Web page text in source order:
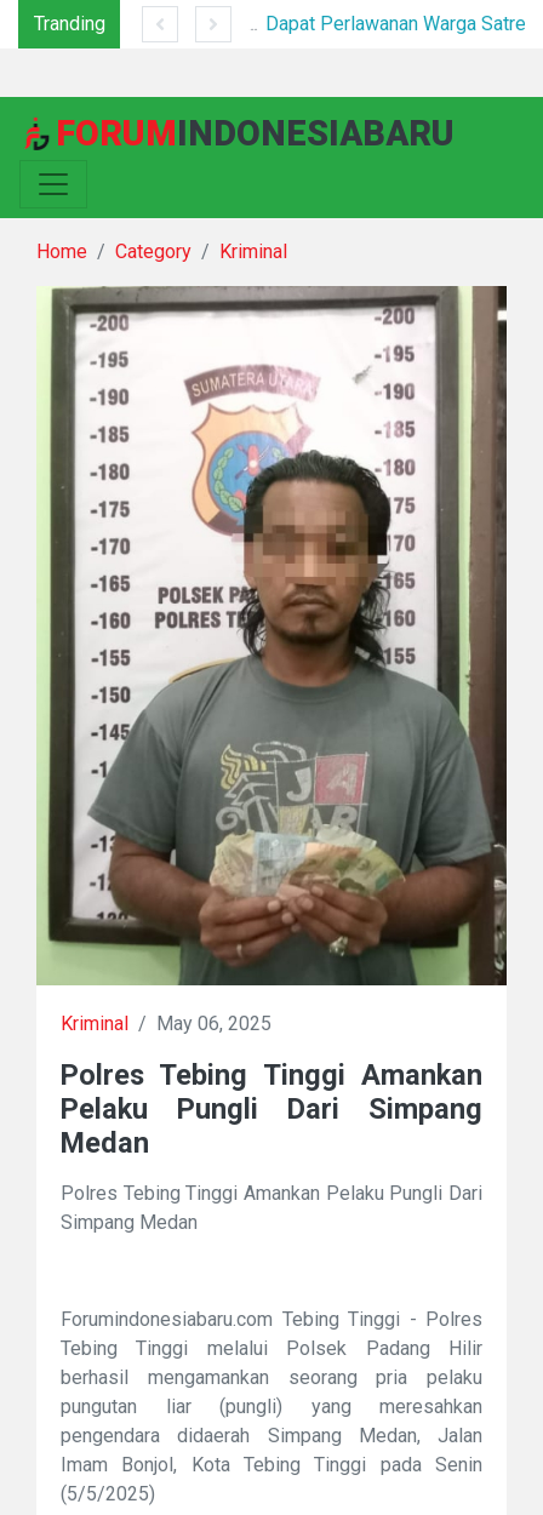
Tranding Dapat Perlawanan Warga Satresnarkoba Polrestabes Medan Bumihanguskan Sarang Narkoba Klambir V
FORUMINDONESIABARU
Home Category Kriminal
Kriminal / May 06, 2025
Polres Tebing Tinggi Amankan
Pelaku Pungli Dari Simpang
Medan
Polres Tebing Tinggi Amankan Pelaku Pungli Dari
Simpang Medan
Forumindonesiabaru.com Tebing Tinggi - Polres
Tebing Tinggi melalui Polsek Padang Hilir
berhasil mengamankan seorang pria pelaku
pungutan liar (pungli) yang meresahkan
pengendara didaerah Simpang Medan, Jalan
Imam Bonjol, Kota Tebing Tinggi pada Senin
(5/5/2025)